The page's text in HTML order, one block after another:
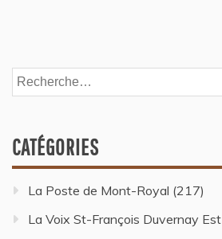
CATÉGORIES
La Poste de Mont-Royal (217)
La Voix St-François Duvernay Est